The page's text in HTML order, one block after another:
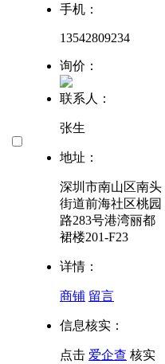
手机：
13542809234
询价：
联系人：
张生
地址：
深圳市南山区南头
街道前海社区桃园
路283号港湾丽都
裙楼201-F23
详情：
商铺 留言
信息核实：
点击 爱企查 核实